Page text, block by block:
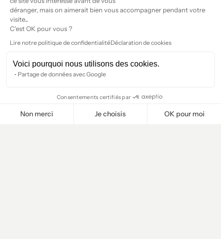
déranger, mais on aimerait bien vous accompagner pendant votre
visite...
C'est OK pour vous ?
Lire notre politique de confidentialitéDéclaration de cookies
Voici pourquoi nous utilisons des cookies.
Partage de données avec Google
Consentements certifiés par
Non merci Je choisis OK pour moi